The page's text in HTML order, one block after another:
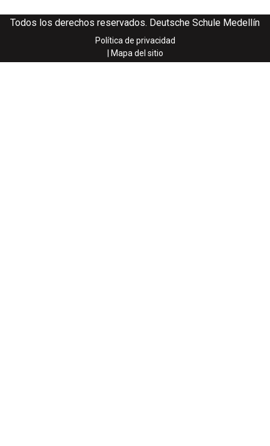
Todos los derechos reservados. Deutsche Schule Medellín
Política de privacidad
| Mapa del sitio